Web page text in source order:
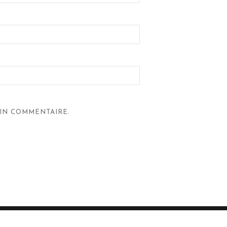
COMMENTAIRE.